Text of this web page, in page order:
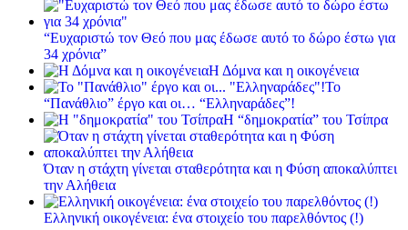
“Ευχαριστώ τον Θεό που μας έδωσε αυτό το δώρο έστω για
34 χρόνια”
Η Δόμνα και η οικογένεια
Το
“Πανάθλιο” έργο και οι… “Ελληναράδες”!
Η “δημοκρατία” του Τσίπρα
Όταν η στάχτη γίνεται σταθερότητα και η Φύση αποκαλύπτει
την Αλήθεια
Ελληνική οικογένεια: ένα στοιχείο του παρελθόντος (!)